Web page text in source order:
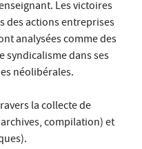
Les victoires
des actions entreprises
analysées comme des
dans ses
néolibérales.
la collecte de
compilation) et